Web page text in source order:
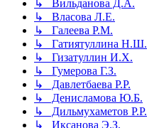
↳ Вильданова Д.А.
↳ Власова Л.Е.
↳ Галеева Р.М.
↳ Гатиятуллина Н.Ш.
↳ Гизатуллин И.Х.
↳ Гумерова Г.З.
↳ Давлетбаева Р.Р.
↳ Денисламова Ю.Б.
↳ Дильмухаметов Р.Р.
↳ Иксанова Э.З.